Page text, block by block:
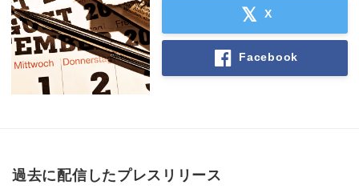
X
Facebook
過去に配信したプレスリリース